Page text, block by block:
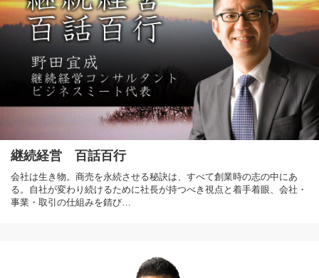
継続経営 百話百行
会社は生き物。商売を永続させる秘訣は、すべて創業時の志の中にあ
る。自社が変わり続けるために社長が持つべき視点と着手着眼、会社・
事業・取引の仕組みを錆び…